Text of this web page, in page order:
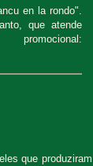
en la rondo".
que atende
que produziram